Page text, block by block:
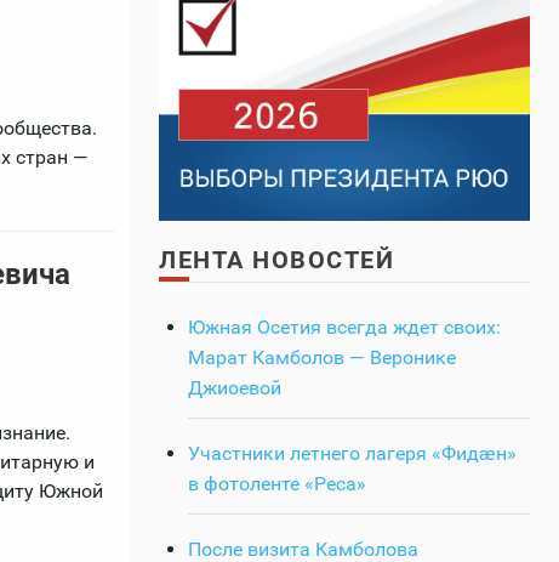
стран —
и
Южной
ЛЕНТА НОВОСТЕЙ
Южная Осетия всегда ждет своих:
Марат Камболов — Веронике
Джиоевой
Участники летнего лагеря «Фидӕн»
в фотоленте «Реса»
После визита Камболова